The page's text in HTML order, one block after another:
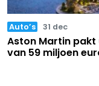
Auto’s 31 dec
Aston Martin
van 59 miljoen